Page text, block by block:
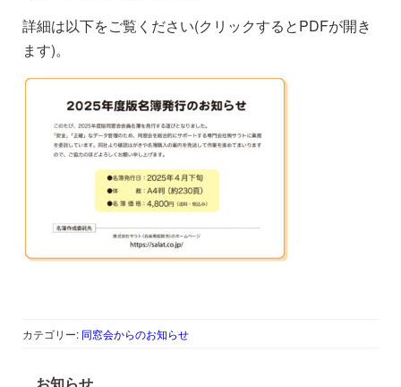
詳細は以下をご覧ください(クリックするとPDFが開き
ます)。
カテゴリー: 同窓会からのお知らせ